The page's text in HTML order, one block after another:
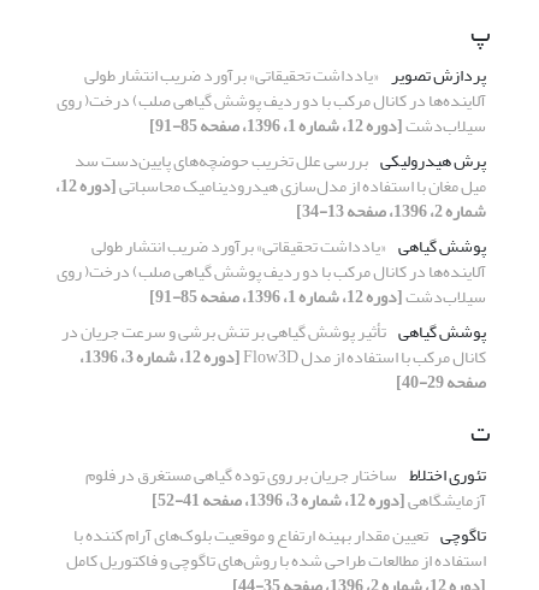
پ
پردازش تصویر «یادداشت تحقیقاتی» برآورد ضریب انتشار طولی
آلاینده‌ها در کانال مرکب با دو ردیف پوشش گیاهی صلب) درخت( روی
سیلاب‌دشت[دوره 12، شماره 1، 1396، صفحه 85-91]
پرش هیدرولیکی بررسی علل تخریب حوضچه‌ها‌ی پایین‌دست سد
میل مغان با استفاده از مدل‌سازی هیدرودینامیک محاسباتی [دوره 12،
شماره 2، 1396، صفحه 13-34]
پوشش گیاهی «یادداشت تحقیقاتی» برآورد ضریب انتشار طولی
آلاینده‌ها در کانال مرکب با دو ردیف پوشش گیاهی صلب) درخت( روی
سیلاب‌دشت[دوره 12، شماره 1، 1396، صفحه 85-91]
پوشش گیاهی تأثیر پوشش گیاهی بر تنش برشی و سرعت جریان در
کانال مرکب با استفاده از مدل Flow3D [دوره 12، شماره 3، 1396،
صفحه 29-40]
ت
تئوری اختلاط ساختار جریان بر روی توده گیاهی مستغرق در فلوم
آزمایشگاهی[دوره 12، شماره 3، 1396، صفحه 41-52]
تاگوچی تعیین مقدار بهینه ارتفاع و موقعیت بلوک‌های آرام کننده با
استفاده از مطالعات طراحی شده با روش‌های تاگوچی و فاکتوریل کامل